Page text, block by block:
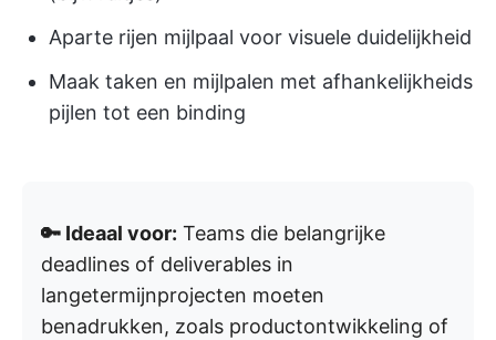
Aparte rijen mijlpaal voor visuele duidelijkheid
Maak taken en mijlpalen met afhankelijkheids
pijlen tot een binding
🔑 Ideaal voor: Teams die belangrijke
deadlines of deliverables in
langetermijnprojecten moeten
benadrukken, zoals productontwikkeling of